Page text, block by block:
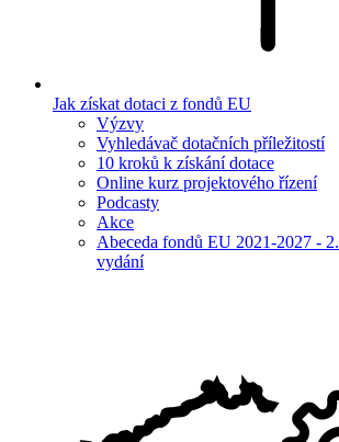
Jak získat dotaci z fondů EU
Výzvy
Vyhledávač dotačních příležitostí
10 kroků k získání dotace
Online kurz projektového řízení
Podcasty
Akce
Abeceda fondů EU 2021-2027 -
vydání